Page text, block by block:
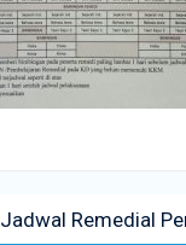
post:
Jadwal Remedial